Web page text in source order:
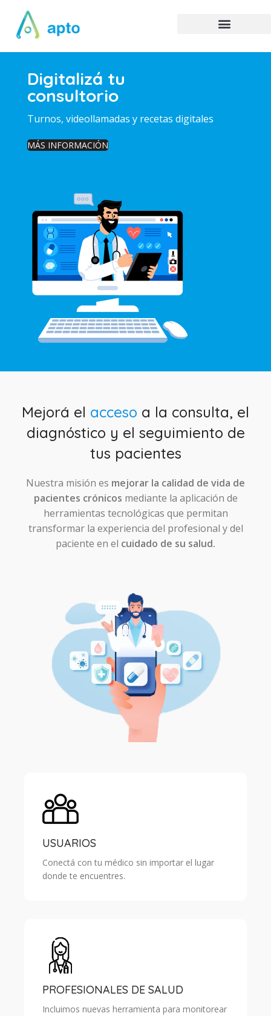
Digitalizá tu
consultorio
Turnos, videollamadas y recetas digitales
MÁS INFORMACIÓN
Mejorá el acceso a la consulta, el
diagnóstico y el seguimiento de
tus pacientes
Nuestra misión es mejorar la calidad de vida de
pacientes crónicos mediante la aplicación de
herramientas tecnológicas que permitan
transformar la experiencia del profesional y del
paciente en el cuidado de su salud.
USUARIOS
Conectá con tu médico sin importar el lugar
donde te encuentres.
PROFESIONALES DE SALUD
Incluimos nuevas herramienta para monitorear